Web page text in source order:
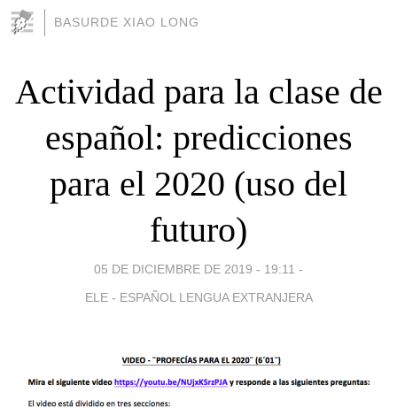
BASURDE XIAO LONG
Actividad para la clase de
español: predicciones
para el 2020 (uso del
futuro)
05 DE DICIEMBRE DE 2019 - 19:11 -
ELE - ESPAÑOL LENGUA EXTRANJERA